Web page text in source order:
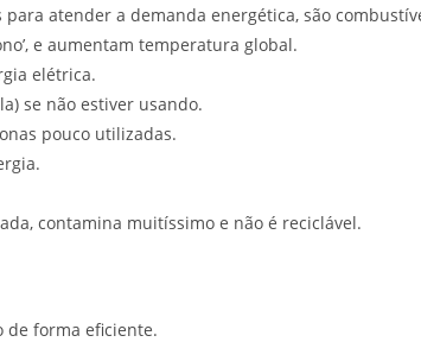
para atender a demanda energética, são
e aumentam temperatura global.
elétrica.
se não estiver usando.
pouco utilizadas.
contamina muitíssimo e não é reciclável.
forma eficiente.